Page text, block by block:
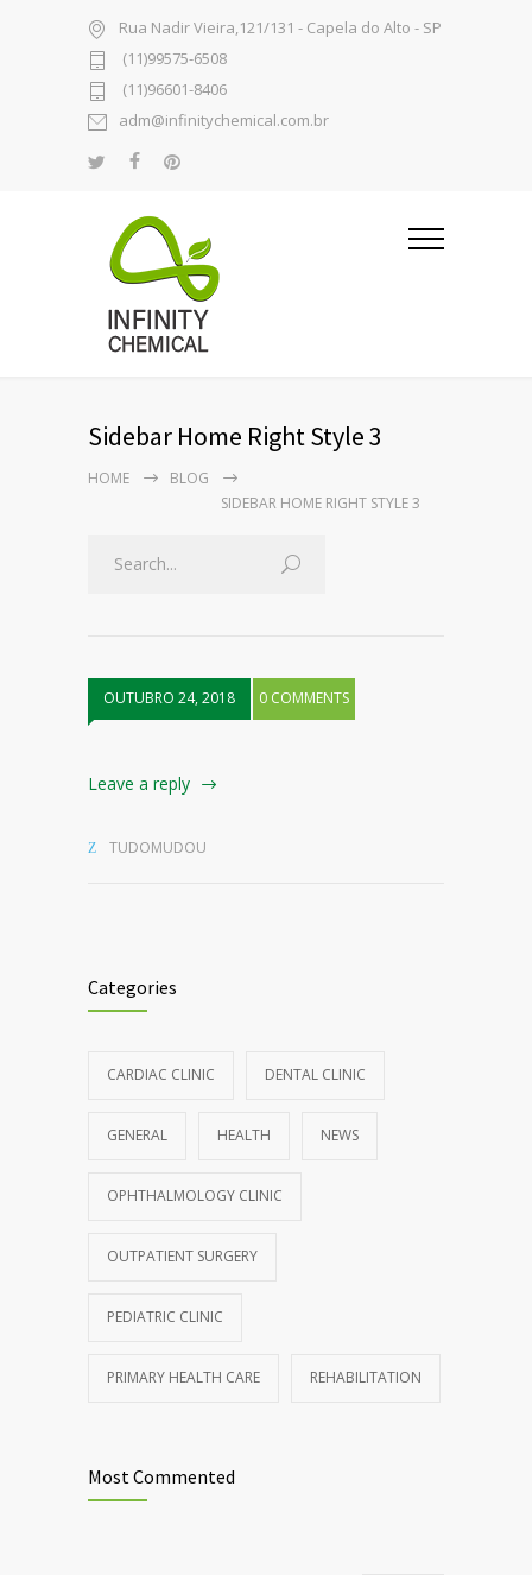
Rua Nadir Vieira,121/131 - Capela do Alto - SP
(11)99575-6508
(11)96601-8406
adm@infinitychemical.com.br
Sidebar Home Right Style 3
HOME
BLOG
SIDEBAR HOME RIGHT STYLE 3
OUTUBRO 24, 2018 0 COMMENTS
Leave a reply
TUDOMUDOU
Categories
CARDIAC CLINIC DENTAL CLINIC
GENERAL HEALTH NEWS
OPHTHALMOLOGY CLINIC
OUTPATIENT SURGERY
PEDIATRIC CLINIC
PRIMARY HEALTH CARE REHABILITATION
Most Commented